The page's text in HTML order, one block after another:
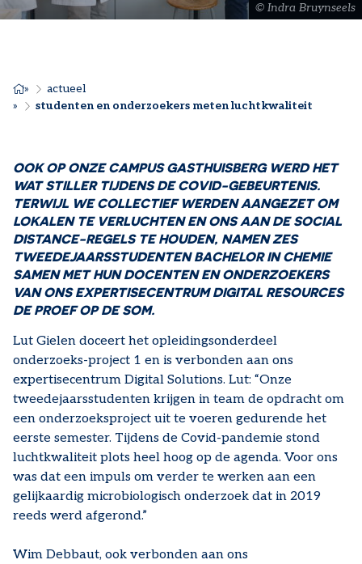
Indra Bruynseels
KRUIMELPAD
actueel
studenten en onderzoekers meten luchtkwaliteit
OOK OP ONZE CAMPUS GASTHUISBERG WERD HET
WAT STILLER TIJDENS DE COVID-GEBEURTENIS.
TERWIJL WE COLLECTIEF WERDEN AANGEZET OM
LOKALEN TE VERLUCHTEN EN ONS AAN DE SOCIAL
DISTANCE-REGELS TE HOUDEN, NAMEN ZES
TWEEDEJAARSSTUDENTEN BACHELOR IN CHEMIE
SAMEN MET HUN DOCENTEN EN ONDERZOEKERS
VAN ONS EXPERTISECENTRUM DIGITAL RESOURCES
DE PROEF OP DE SOM.
Lut Gielen doceert het opleidingsonderdeel
onderzoeks-project 1 en is verbonden aan ons
expertisecentrum Digital Solutions. Lut: “Onze
tweedejaarsstudenten krijgen in team de opdracht om
een onderzoeksproject uit te voeren gedurende het
eerste semester. Tijdens de Covid-pandemie stond
luchtkwaliteit plots heel hoog op de agenda. Voor ons
was dat een impuls om verder te werken aan een
gelijkaardig microbiologisch onderzoek dat in 2019
reeds werd afgerond.”
Wim Debbaut, ook verbonden aan ons